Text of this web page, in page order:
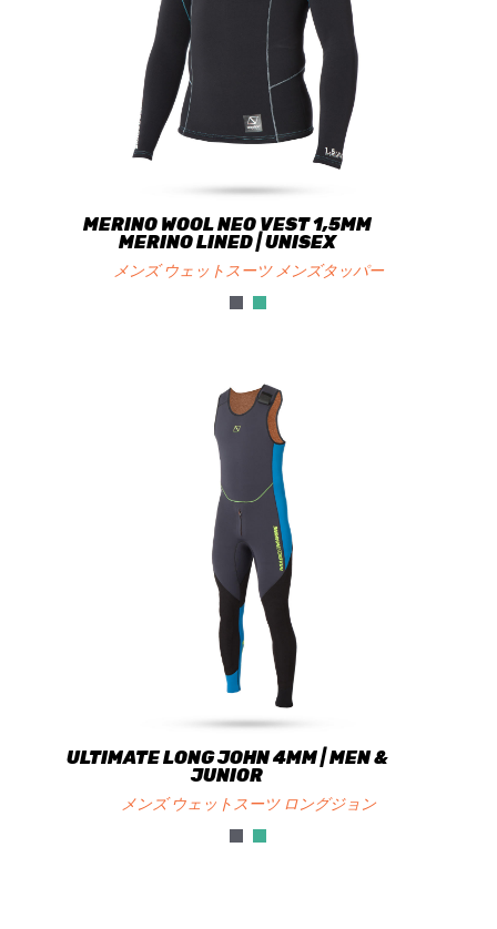
MERINO WOOL NEO VEST 1,5MM
MERINO LINED | UNISEX
メンズ ウェットスーツ メンズタッパー
ULTIMATE LONG JOHN 4MM | MEN &
JUNIOR
メンズ ウェットスーツ ロングジョン